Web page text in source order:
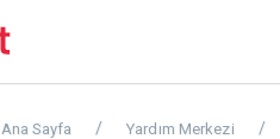
Ana Sayfa Yardım Merkezi